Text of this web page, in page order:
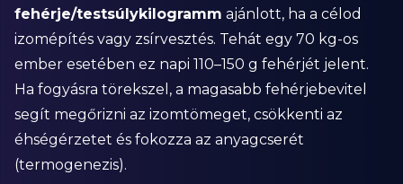
fehérje/testsúlykilogramm ajánlott, ha a célod
izomépítés vagy zsírvesztés. Tehát egy 70 kg-os
ember esetében ez napi 110–150 g fehérjét jelent.
Ha fogyásra törekszel, a magasabb fehérjebevitel
segít megőrizni az izomtömeget, csökkenti az
éhségérzetet és fokozza az anyagcserét
(termogenezis).